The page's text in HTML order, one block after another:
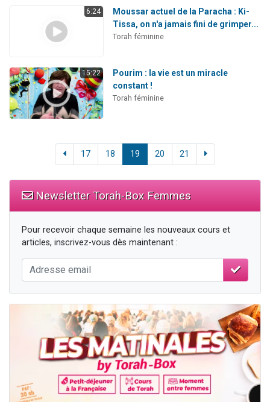
6:24
Moussar actuel de la Paracha : Ki-
Tissa, on n'a jamais fini de grimper...
Torah féminine
15:22
Pourim : la vie est un miracle
constant !
Torah féminine
17 18 19 20 21
Newsletter Torah-Box Femmes
Pour recevoir chaque semaine les nouveaux cours et
articles, inscrivez-vous dès maintenant :